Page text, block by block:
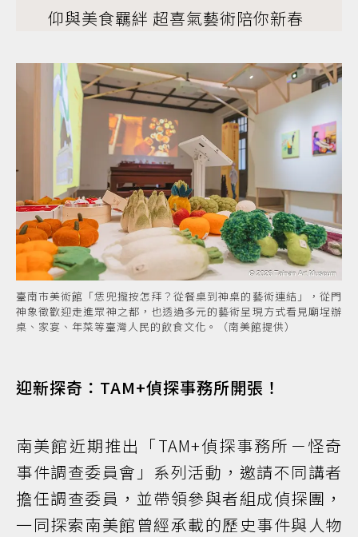
仰與美食羈絆 超喜氣藝術陪你新春
臺南市美術館「恁兜攏按怎拜？從餐桌到神桌的藝術連結」，從門
神象徵歡迎走進眾神之都，也透過多元的藝術呈現方式看見廟埕辦
桌、家宴、年菜等臺灣人民的飲食文化。（南美館提供）
迎新探奇：TAM+偵探事務所開張！
南美館近期推出「TAM+偵探事務所－怪奇
事件調查委員會」系列活動，邀請不同講者
擔任調查委員，並帶領參與者組成偵探團，
一同探索南美館曾經承載的歷史事件與人物